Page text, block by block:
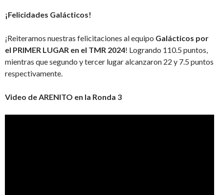
¡Felicidades Galácticos!
¡Reiteramos nuestras felicitaciones al equipo Galácticos por
el PRIMER LUGAR en el TMR 2024! Logrando 110.5 puntos,
mientras que segundo y tercer lugar alcanzaron 22 y 7.5 puntos
respectivamente.
Video de ARENITO en la Ronda 3